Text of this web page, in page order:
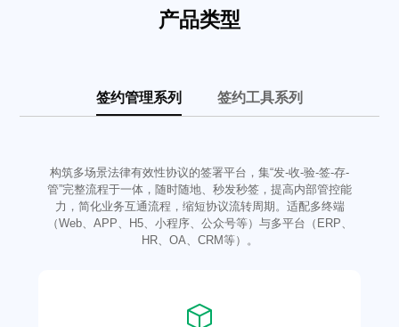
产品类型
签约管理系列 签约工具系列
构筑多场景法律有效性协议的签署平台，集“发-收-验-签-存-
管”完整流程于一体，随时随地、秒发秒签，提高内部管控能
力，简化业务互通流程，缩短协议流转周期。适配多终端
（Web、APP、H5、小程序、公众号等）与多平台（ERP、
HR、OA、CRM等）。